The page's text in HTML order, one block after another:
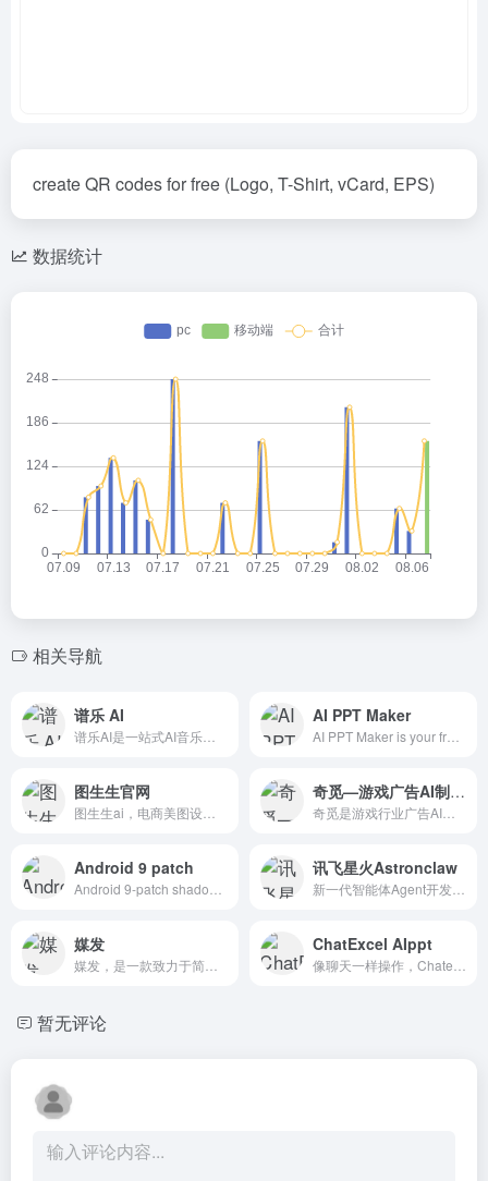
create QR codes for free (Logo, T-Shirt, vCard, EPS)
数据统计
相关导航
谱乐 AI AI PPT Maker
图生生官网 奇觅—游戏广告AI制作平台
Android 9 patch 讯飞星火Astronclaw
媒发 ChatExcel AIppt
暂无评论